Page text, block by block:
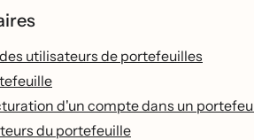
utilisateurs de portefeuilles
d'un compte dans un
du portefeuille